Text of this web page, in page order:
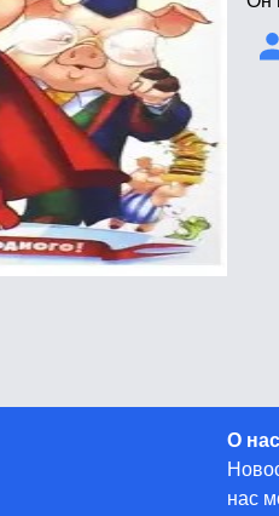
О нас
нас